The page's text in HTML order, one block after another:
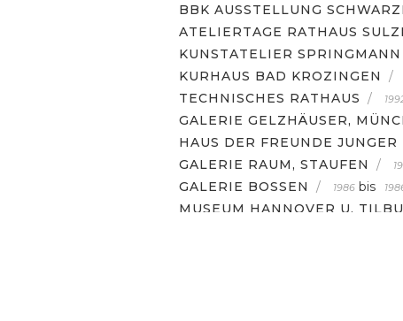
BBK AUSSTELLUNG
ATELIERTAGE RATHAUS
KUNSTATELIER SPRINGMANN
KURHAUS BAD KROZINGEN /
TECHNISCHES RATHAUS /
GALERIE GELZHÄUSER,
HAUS DER FREUNDE
GALERIE RAUM, STAUFEN /
GALERIE BOSSEN / 1986 bis
MUSEUM HANNOVER U.